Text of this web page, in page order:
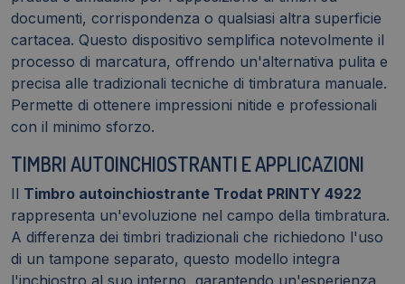
documenti, corrispondenza o qualsiasi altra superficie
cartacea. Questo dispositivo semplifica notevolmente il
processo di marcatura, offrendo un'alternativa pulita e
precisa alle tradizionali tecniche di timbratura manuale.
Permette di ottenere impressioni nitide e professionali
con il minimo sforzo.
TIMBRI AUTOINCHIOSTRANTI E APPLICAZIONI
Il Timbro autoinchiostrante Trodat PRINTY 4922
rappresenta un'evoluzione nel campo della timbratura.
A differenza dei timbri tradizionali che richiedono l'uso
di un tampone separato, questo modello integra
l'inchiostro al suo interno, garantendo un'esperienza